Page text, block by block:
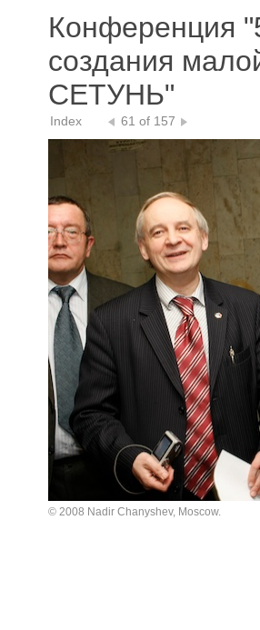
Конференция
создания
СЕТУНЬ"
Index 61 of 157
© 2008 Nadir Chanyshev, Moscow.